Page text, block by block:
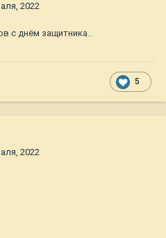
2022
с днём защитника..
5
2022